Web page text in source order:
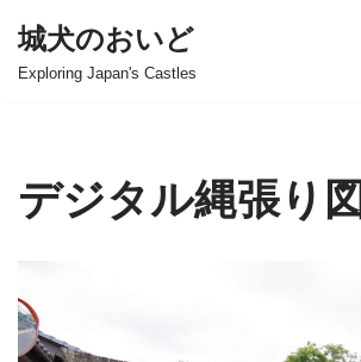
コ
へ
プ
城犬のおいど
Exploring Japan's Castles
デジタル縄張り図